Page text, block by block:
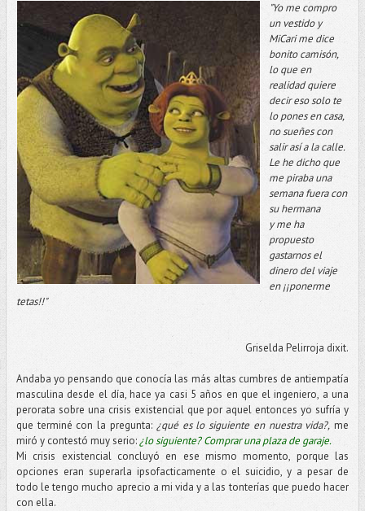
"Yo me compro
un vestido y
MiCari me dice
bonito camisón,
lo que en
realidad quiere
decir eso solo te
lo pones en casa,
no sueñes con
salir así a la calle.
Le he dicho que
me piraba una
semana fuera con
su hermana
y me ha
propuesto
gastarnos el
dinero del viaje
en ¡¡ponerme
tetas!!"
Griselda Pelirroja dixit.
Andaba yo pensando que conocía las más altas cumbres de antiempatía
masculina desde el día, hace ya casi 5 años en que el ingeniero, a una
perorata sobre una crisis existencial que por aquel entonces yo sufría y
que terminé con la pregunta: ¿qué es lo siguiente en nuestra vida?, me
miró y contestó muy serio:¿lo siguiente? Comprar una plaza de garaje.
Mi crisis existencial concluyó en ese mismo momento, porque las
opciones eran superarla ipsofacticamente o el suicidio, y a pesar de
todo le tengo mucho aprecio a mi vida y a las tonterías que puedo hacer
con ella.